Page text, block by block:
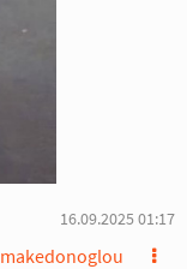
16.09.2025 01:17
makedonoglou